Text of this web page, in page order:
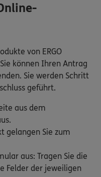
von ERGO
können Ihren Antrag
Sie werden Schritt
geführt.
aus dem
gelangen Sie zum
aus: Tragen Sie die
Felder der jeweiligen